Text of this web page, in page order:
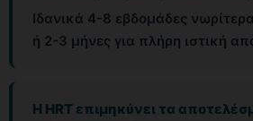
Ιδανικά 4-8 εβδομάδες
ή 2-3 μήνες για πλήρη ιστική
Η ΗRT επιμηκύνει τα